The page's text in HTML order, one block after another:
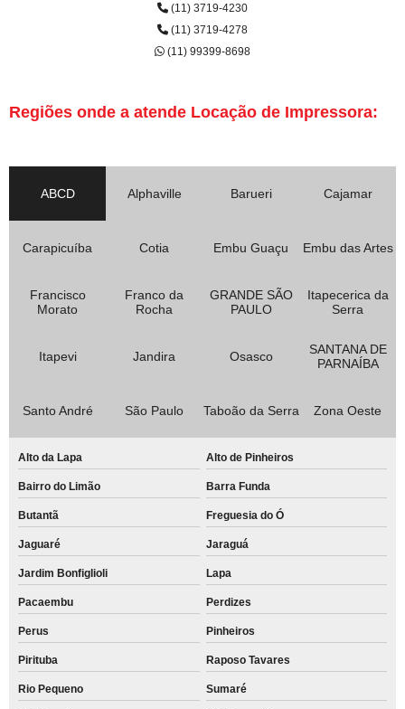
(11) 3719-4230
(11) 3719-4278
(11) 99399-8698
Regiões onde a atende Locação de Impressora:
ABCD Alphaville Barueri Cajamar
Carapicuíba Cotia Embu Guaçu Embu das Artes
Francisco
Morato
Franco da
Rocha
GRANDE SÃO
PAULO
Itapecerica da
Serra
Itapevi Jandira Osasco
SANTANA DE
PARNAÍBA
Santo André São Paulo Taboão da Serra Zona Oeste
Alto da Lapa Alto de Pinheiros
Bairro do Limão Barra Funda
Butantã Freguesia do Ó
Jaguaré Jaraguá
Jardim Bonfiglioli Lapa
Pacaembu Perdizes
Perus Pinheiros
Pirituba Raposo Tavares
Rio Pequeno Sumaré